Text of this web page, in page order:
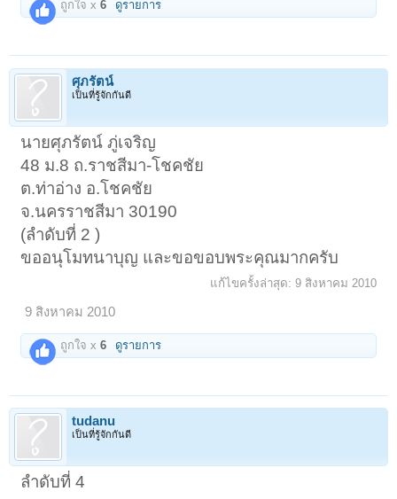
ถูกใจ x6 ดูรายการ
ศุภรัตน์
เป็นที่รู้จักกันดี
นายศุภรัตน์ ภู่เจริญ
48 ม.8 ถ.ราชสีมา-โชคชัย
ต.ท่าอ่าง อ.โชคชัย
จ.นครราชสีมา 30190
(ลำดับที่ 2 )
ขออนุโมทนาบุญ และขอขอบพระคุณมากครับ
แก้ไขครั้งล่าสุด: 9 สิงหาคม 2010
9 สิงหาคม 2010
ถูกใจ x6 ดูรายการ
tudanu
เป็นที่รู้จักกันดี
ลำดับที่ 4